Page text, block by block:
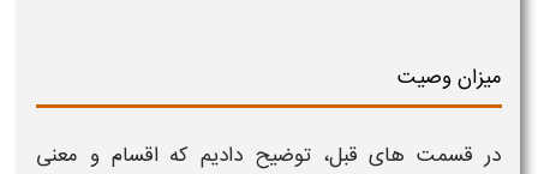
میزان وصیت
در قسمت های قبل، توضیح دادیم که اقسام و معنی